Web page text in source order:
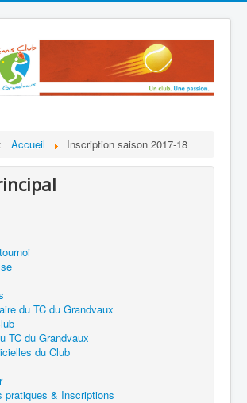
Accueil Inscription saison 2017-18
du TC du Grandvaux
TC du Grandvaux
du Club
pratiques & Inscriptions